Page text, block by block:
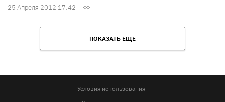
25 Апреля 2012 17:42
ПОКАЗАТЬ ЕЩЕ
Условия использования